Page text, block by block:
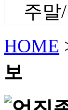
주말
HOME
보